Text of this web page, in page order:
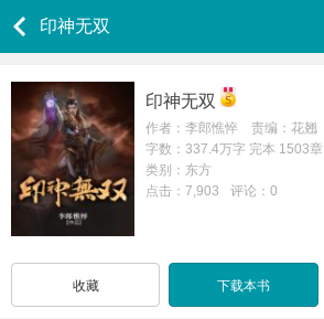
印神无双
印神无双
作者：李郎憔悴 责编：花翘
字数：337.4万字 完本 1503章
类别：东方
点击：7,903
评论：0
收藏 下载本书